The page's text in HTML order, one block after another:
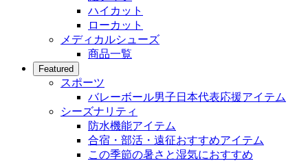
ハイカット
ローカット
メディカルシューズ
商品一覧
Featured
スポーツ
バレーボール男子日本代表応援アイテム
シーズナリティ
防水機能アイテム
合宿・部活・遠征おすすめアイテム
この季節の暑さと湿気におすすめ